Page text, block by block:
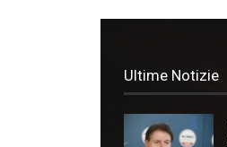
Ultime Notizie